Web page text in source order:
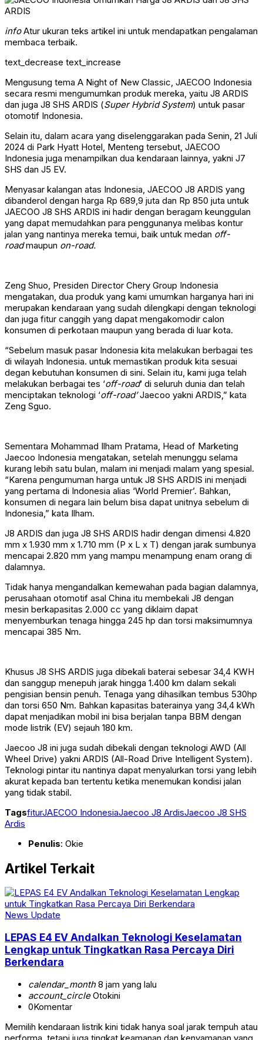
infoAtur ukuran teks artikel ini untuk mendapatkan pengalaman
membaca terbaik.
text_decrease text_increase
Mengusung tema A Night of New Classic, JAECOO Indonesia
secara resmi mengumumkan produk mereka, yaitu J8 ARDIS
dan juga J8 SHS ARDIS (Super Hybrid System) untuk pasar
otomotif Indonesia.
Selain itu, dalam acara yang diselenggarakan pada Senin, 21 Juli
2024 di Park Hyatt Hotel, Menteng tersebut, JAECOO
Indonesia juga menampilkan dua kendaraan lainnya, yakni J7
SHS dan J5 EV.
Menyasar kalangan atas Indonesia, JAECOO J8 ARDIS yang
dibanderol dengan harga Rp 689,9 juta dan Rp 850 juta untuk
JAECOO J8 SHS ARDIS ini hadir dengan beragam keunggulan
yang dapat memudahkan para penggunanya melibas kontur
jalan yang nantinya mereka temui, baik untuk medan off-
roadmaupun on-road.
Zeng Shuo, Presiden Director Chery Group Indonesia
mengatakan, dua produk yang kami umumkan harganya hari ini
merupakan kendaraan yang sudah dilengkapi dengan teknologi
dan juga fitur canggih yang dapat mengakomodir calon
konsumen di perkotaan maupun yang berada di luar kota.
“Sebelum masuk pasar Indonesia kita melakukan berbagai tes
di wilayah Indonesia. untuk memastikan produk kita sesuai
degan kebutuhan konsumen di sini. Selain itu, kami juga telah
melakukan berbagai tes ‘off-road‘ di seluruh dunia dan telah
menciptakan teknologi ‘off-road’Jaecoo yakni ARDIS,” kata
Zeng Sguo.
Sementara Mohammad Ilham Pratama, Head of Marketing
Jaecoo Indonesia mengatakan, setelah menunggu selama
kurang lebih satu bulan, malam ini menjadi malam yang spesial.
“Karena pengumuman harga untuk J8 SHS ARDIS ini menjadi
yang pertama di Indonesia alias ‘World Premier’. Bahkan,
konsumen di negara lain belum bisa dapat unitnya sebelum di
Indonesia,” kata Ilham.
J8 ARDIS dan juga J8 SHS ARDIS hadir dengan dimensi 4.820
mm x 1.930 mm x 1.710 mm (P x L x T) dengan jarak sumbunya
mencapai 2.820 mm yang mampu menampung enam orang di
dalamnya.
Tidak hanya mengandalkan kemewahan pada bagian dalamnya,
perusahaan otomotif asal China itu membekali J8 dengan
mesin berkapasitas 2.000 cc yang diklaim dapat
menyemburkan tenaga hingga 245 hp dan torsi maksimumnya
mencapai 385 Nm.
Khusus J8 SHS ARDIS juga dibekali baterai sebesar 34,4 KWH
dan sanggup menepuh jarak hingga 1.400 km dalam sekali
pengisian bensin penuh. Tenaga yang dihasilkan tembus 530hp
dan torsi 650 Nm. Bahkan kapasitas baterainya yang 34,4 kWh
dapat menjadikan mobil ini bisa berjalan tanpa BBM dengan
mode listrik (EV) sejauh 180 km.
Jaecoo J8 ini juga sudah dibekali dengan teknologi AWD (All
Wheel Drive) yakni ARDIS (All-Road Drive Intelligent System).
Teknologi pintar itu nantinya dapat menyalurkan torsi yang lebih
akurat kepada ban tertentu ketika menemukan kondisi jalan
yang tidak stabil.
TagsfiturJAECOO IndonesiaJaecoo J8 ArdisJaecoo J8 SHS
Ardis
Penulis: Okie
Artikel Terkait
News Update
LEPAS E4 EV Andalkan Teknologi Keselamatan
Lengkap untuk Tingkatkan Rasa Percaya Diri
Berkendara
calendar_month8 jam yang lalu
account_circleOtokini
0Komentar
Memilih kendaraan listrik kini tidak hanya soal jarak tempuh atau
performa, tetapi juga tingkat keamanan dan kenyamanan yang